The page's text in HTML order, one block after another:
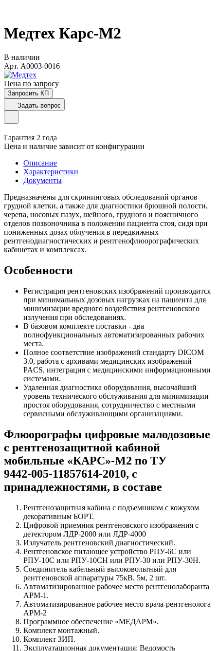
Медтех Карс-М2
В наличии
Арт. A0003-0016
Цена по запросу
Запросить КП
Задать вопрос
Гарантия 2 года
Цена и наличие зависит от конфигурации
Описание
Характеристики
Документы
Предназначены для скрининговых обследований органов
грудной клетки, а также для диагностики брюшной полости,
черепа, носовых пазух, шейного, грудного и поясничного
отделов позвоночника в положении пациента стоя, сидя при
пониженных дозах облучения в передвижных
рентгенодиагностических и рентгенофлюорографических
кабинетах и комплексах.
Особенности
Регистрация рентгеновских изображений производится
при минимальных дозовых нагрузках на пациента для
минимизации вредного воздействия рентгеновского
излучения при обследованиях.
В базовом комплекте поставки - два
полнофункциональных автоматизированных рабочих
места.
Полное соответствие изображений стандарту DICOM
3.0, работа с архивами медицинских изображений
PACS, интеграция с медицинскими информационными
системами.
Удаленная диагностика оборудования, высочайший
уровень технического обслуживания для минимизации
простоя оборудования, сотрудничество с местными
сервисными обслуживающими организациями.
Флюорографы цифровые малодозовые
с рентгенозащитной кабиной
мобильные «КАРС»‑М2 по ТУ
9442‑005‑11857614‑2010, с
принадлежностями, в составе
Рентгенозащитная кабина с подъемником с кожухом
декоративным БОРТ.
Цифровой приемник рентгеновского изображения с
детектором ЛДР‑2000 или ЛДР‑4000
Излучатель рентгеновский диагностический.
Рентгеновское питающее устройство РПУ-6С или
РПУ-10C или РПУ-10СН или РПУ-30 или РПУ-30Н.
Соединитель кабельный высоковольтный для
рентгеновской аппаратуры 75кВ, 5м, 2 шт.
Автоматизированное рабочее место рентгенолаборанта
АРМ-1.
Автоматизированное рабочее место врача-рентгенолога
АРМ-2
Программное обеспечение «МЕДАРМ».
Комплект монтажный.
Комплект ЗИП.
Эксплуатационная документация: Ведомость